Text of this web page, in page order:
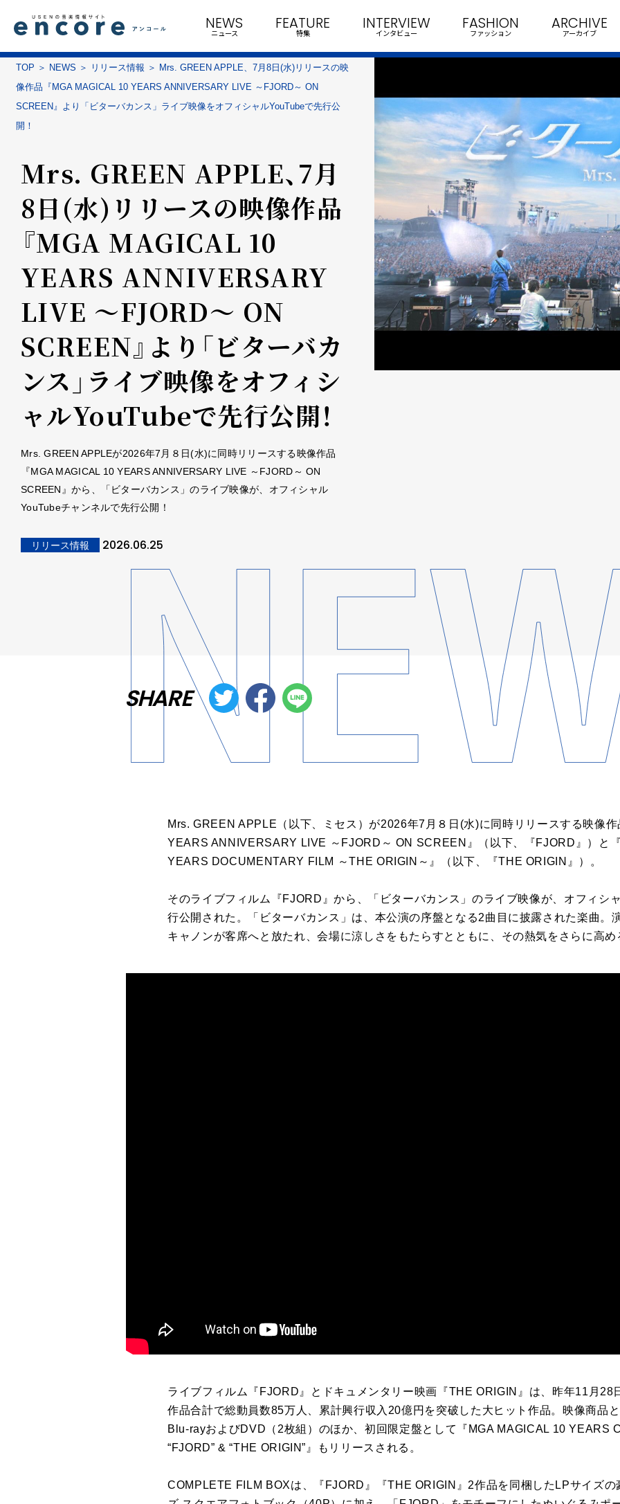
NEWS
ニュース
FEATURE
特集
INTERVIEW
インタビュー
FASHION
ファッション
ARCHIVE
アーカイブ
TOP NEWS リリース情報
Mrs. GREEN APPLE、7月8日(水)リリースの映
像作品『MGA MAGICAL 10 YEARS ANNIVERSARY LIVE ～FJORD～ ON
SCREEN』より「ビターバカンス」ライブ映像をオフィシャルYouTubeで先行公
開！
Mrs. GREEN APPLE、7月
8日(水)リリースの映像作品
『MGA MAGICAL 10
YEARS ANNIVERSARY
LIVE ～FJORD～ ON
SCREEN』より「ビターバカ
ンス」ライブ映像をオフィシ
ャルYouTubeで先行公開！
Mrs. GREEN APPLEが2026年7月８日(水)に同時リリースする映像作品
『MGA MAGICAL 10 YEARS ANNIVERSARY LIVE ～FJORD～ ON
SCREEN』から、「ビターバカンス」のライブ映像が、オフィシャル
YouTubeチャンネルで先行公開！
リリース情報 2026.06.25
SHARE
Mrs. GREEN APPLE（以下、ミセス）が2026年7月８日(水)に同時リリースする映像
YEARS ANNIVERSARY LIVE ～FJORD～ ON SCREEN』（以下、『FJORD』）と
YEARS DOCUMENTARY FILM ～THE ORIGIN～』（以下、『THE ORIGIN』）。
そのライブフィルム『FJORD』から、「ビターバカンス」のライブ映像が、オフィシ
行公開された。「ビターバカンス」は、本公演の序盤となる2曲目に披露された楽曲。
キャノンが客席へと放たれ、会場に涼しさをもたらすとともに、その熱気をさらに高め
ライブフィルム『FJORD』とドキュメンタリー映画『THE ORIGIN』は、昨年11月28
作品合計で総動員数85万人、累計興行収入20億円を突破した大ヒット作品。映像商品
Blu-rayおよびDVD（2枚組）のほか、初回限定盤として『MGA MAGICAL 10 YEARS
“FJORD” & “THE ORIGIN”』もリリースされる。
COMPLETE FILM BOXは、『FJORD』『THE ORIGIN』2作品を同梱したLPサイズの